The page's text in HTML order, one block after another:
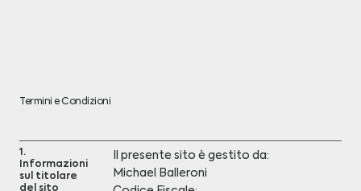
Termini e Condizioni
1.
Informazioni
sul titolare
del sito
Il presente sito è gestito da:
Michael Balleroni